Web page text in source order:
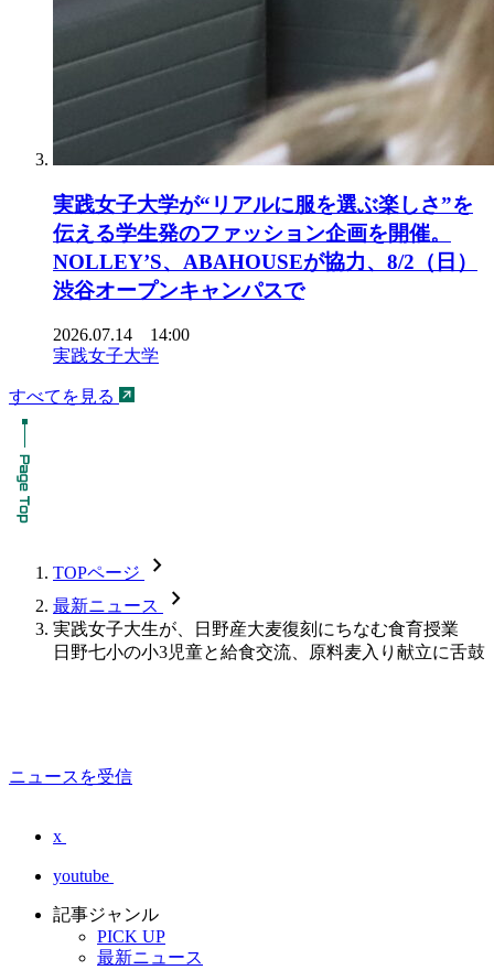
実践女子大学が“リアルに服を選ぶ楽しさ”を
伝える学生発のファッション企画を開催。
NOLLEY’S、ABAHOUSEが協力、8/2（日）
渋谷オープンキャンパスで
2026.07.14 14:00
実践女子大学
すべてを見る
TOPページ chevron_forward
最新ニュース chevron_forward
実践女子大生が、日野産大麦復刻にちなむ食育授業
日野七小の小3児童と給食交流、原料麦入り献立に舌鼓
ニュースを受信
x
youtube
記事ジャンル
PICK UP
最新ニュース